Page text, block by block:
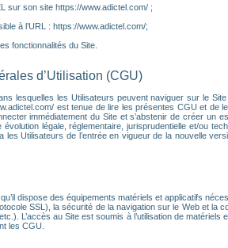
sur son site https://www.adictel.com/ ;
à l’URL : https://www.adictel.com/;
fonctionnalités du Site.
d’Utilisation (CGU)
lesquelles les Utilisateurs peuvent naviguer sur le
est tenue de lire les présentes CGU et
immédiatement du Site et s’abstenir de créer un
légale, réglementaire, jurisprudentielle et/ou
Utilisateurs de l’entrée en vigueur de la nouvelle
dispose des équipements matériels et applicatifs
SSL), la sécurité de la navigation sur le Web et la
L’accès au Site est soumis à l’utilisation de
les CGU.